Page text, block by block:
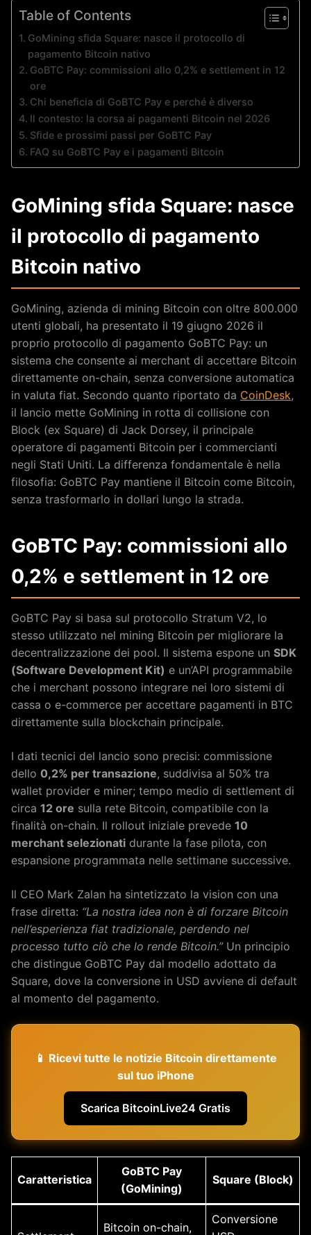
Table of Contents
GoMining sfida Square: nasce il protocollo di
pagamento Bitcoin nativo
GoBTC Pay: commissioni allo 0,2% e settlement in 12
ore
Chi beneficia di GoBTC Pay e perché è diverso
Il contesto: la corsa ai pagamenti Bitcoin nel 2026
Sfide e prossimi passi per GoBTC Pay
FAQ su GoBTC Pay e i pagamenti Bitcoin
GoMining sfida Square: nasce
il protocollo di pagamento
Bitcoin nativo
GoMining, azienda di mining Bitcoin con oltre 800.000
utenti globali, ha presentato il 19 giugno 2026 il
proprio protocollo di pagamento GoBTC Pay: un
sistema che consente ai merchant di accettare Bitcoin
direttamente on-chain, senza conversione automatica
in valuta fiat. Secondo quanto riportato da CoinDesk,
il lancio mette GoMining in rotta di collisione con
Block (ex Square) di Jack Dorsey, il principale
operatore di pagamenti Bitcoin per i commercianti
negli Stati Uniti. La differenza fondamentale è nella
filosofia: GoBTC Pay mantiene il Bitcoin come Bitcoin,
senza trasformarlo in dollari lungo la strada.
GoBTC Pay: commissioni allo
0,2% e settlement in 12 ore
GoBTC Pay si basa sul protocollo Stratum V2, lo
stesso utilizzato nel mining Bitcoin per migliorare la
decentralizzazione dei pool. Il sistema espone un SDK
(Software Development Kit) e un’API programmabile
che i merchant possono integrare nei loro sistemi di
cassa o e-commerce per accettare pagamenti in BTC
direttamente sulla blockchain principale.
I dati tecnici del lancio sono precisi: commissione
dello 0,2% per transazione, suddivisa al 50% tra
wallet provider e miner; tempo medio di settlement di
circa 12 ore sulla rete Bitcoin, compatibile con la
finalità on-chain. Il rollout iniziale prevede 10
merchant selezionati durante la fase pilota, con
espansione programmata nelle settimane successive.
Il CEO Mark Zalan ha sintetizzato la vision con una
frase diretta: “La nostra idea non è di forzare Bitcoin
nell’esperienza fiat tradizionale, perdendo nel
processo tutto ciò che lo rende Bitcoin.”Un principio
che distingue GoBTC Pay dal modello adottato da
Square, dove la conversione in USD avviene di default
al momento del pagamento.
📱 Ricevi tutte le notizie Bitcoin direttamente
sul tuo iPhone
Scarica BitcoinLive24 Gratis
Caratteristica
GoBTC Pay
(GoMining)
Square (Block)
Bitcoin on-chain,
Conversione